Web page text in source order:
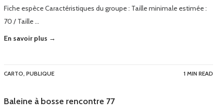
Fiche espèce Caractéristiques du groupe : Taille minimale estimée :
70 / Taille …
En savoir plus →
CARTO, PUBLIQUE 1 MIN READ
Baleine à bosse rencontre 77